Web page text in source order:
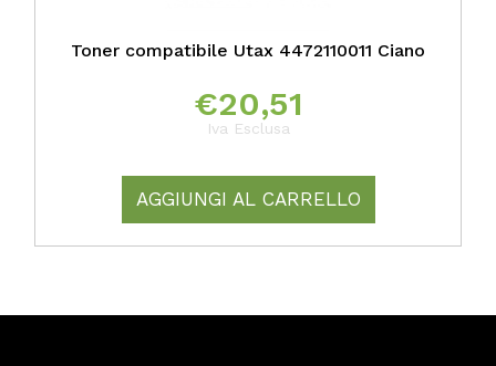
Toner compatibile Utax 4472110011 Ciano
€20,51
Iva Esclusa
AGGIUNGI AL CARRELLO